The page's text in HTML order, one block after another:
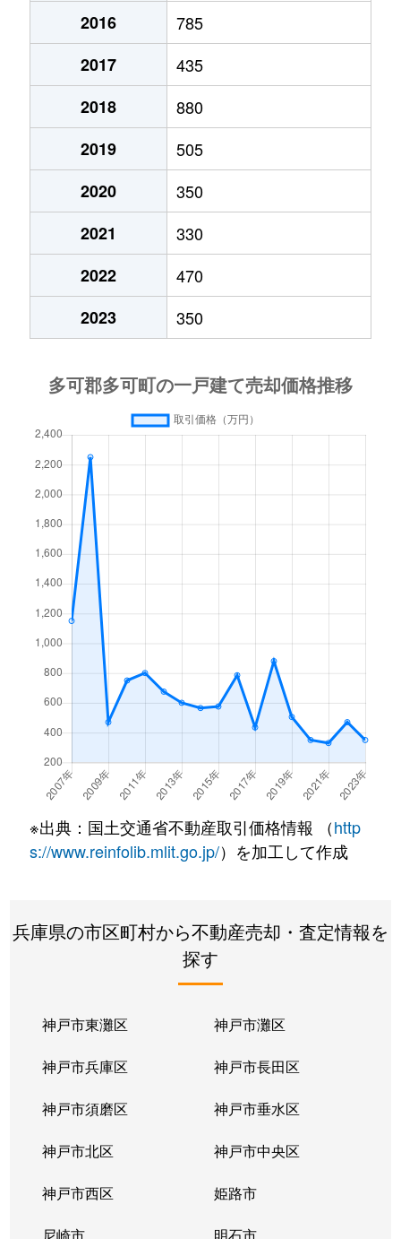
2016
785
2017
435
2018
880
2019
505
2020
350
2021
330
2022
470
2023
350
※出典：国土交通省不動産取引価格情報 （http
s://www.reinfolib.mlit.go.jp/）を加工して作成
兵庫県の市区町村から不動産売却・査定情報を
探す
神戸市東灘区 神戸市灘区
神戸市兵庫区 神戸市長田区
神戸市須磨区 神戸市垂水区
神戸市北区 神戸市中央区
神戸市西区 姫路市